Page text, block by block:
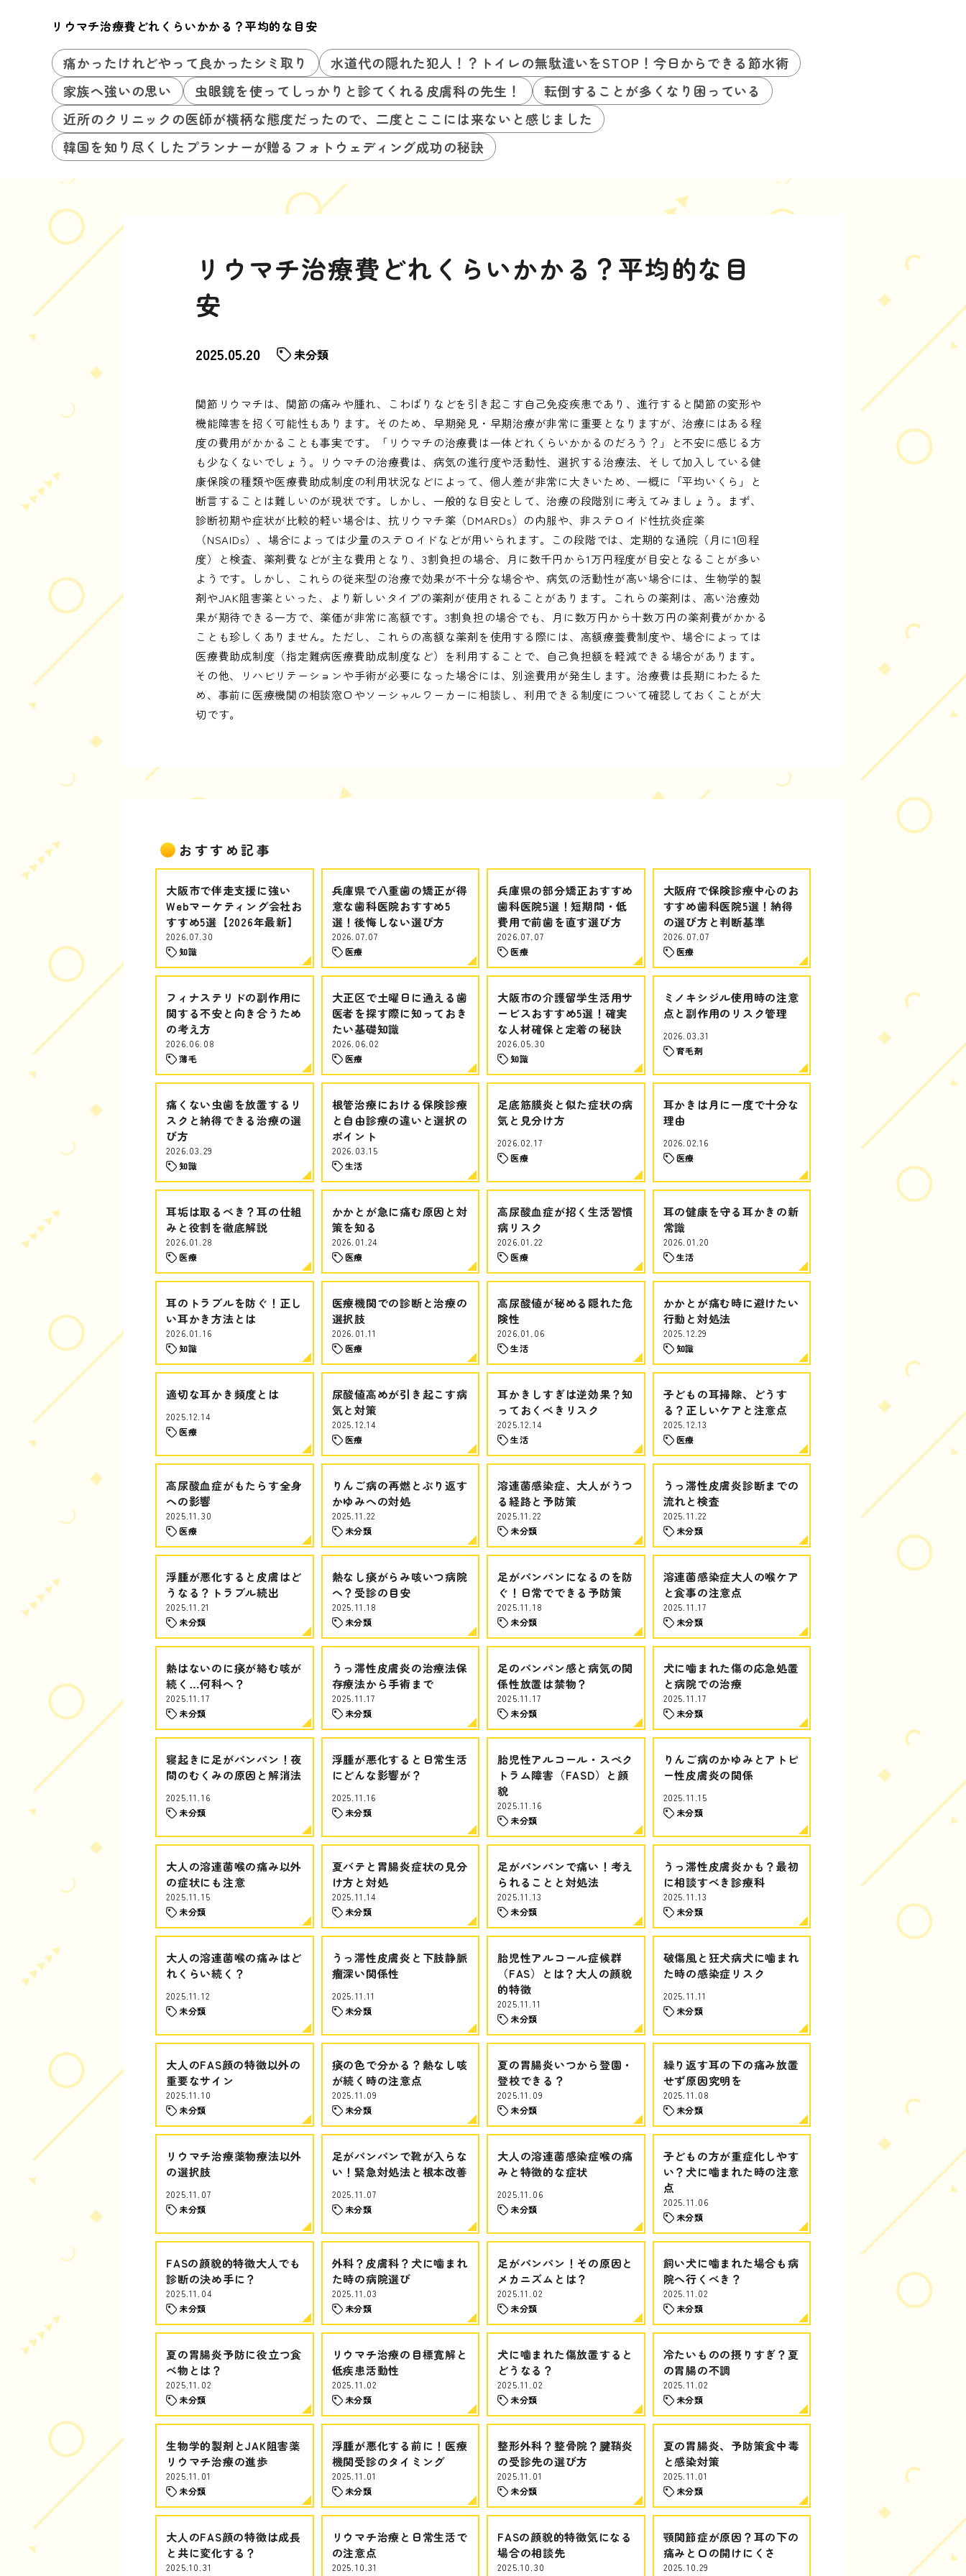
リウマチ治療費どれくらいかかる？平均的な目安
痛かったけれどやって良かったシミ取り
水道代の隠れた犯人！？トイレの無駄遣いをSTOP！今日からできる節水術
家族へ強いの思い
虫眼鏡を使ってしっかりと診てくれる皮膚科の先生！
転倒することが多くなり困っている
近所のクリニックの医師が横柄な態度だったので、二度とここには来ないと感じました
韓国を知り尽くしたプランナーが贈るフォトウェディング成功の秘訣
リウマチ治療費どれくらいかかる？平均的な目
安
2025.05.20 未分類
関節リウマチは、関節の痛みや腫れ、こわばりなどを引き起こす自己免疫疾患であり、進行すると関節の変形や
機能障害を招く可能性もあります。そのため、早期発見・早期治療が非常に重要となりますが、治療にはある程
度の費用がかかることも事実です。「リウマチの治療費は一体どれくらいかかるのだろう？」と不安に感じる方
も少なくないでしょう。リウマチの治療費は、病気の進行度や活動性、選択する治療法、そして加入している健
康保険の種類や医療費助成制度の利用状況などによって、個人差が非常に大きいため、一概に「平均いくら」と
断言することは難しいのが現状です。しかし、一般的な目安として、治療の段階別に考えてみましょう。まず、
診断初期や症状が比較的軽い場合は、抗リウマチ薬（DMARDs）の内服や、非ステロイド性抗炎症薬
（NSAIDs）、場合によっては少量のステロイドなどが用いられます。この段階では、定期的な通院（月に1回程
度）と検査、薬剤費などが主な費用となり、3割負担の場合、月に数千円から1万円程度が目安となることが多い
ようです。しかし、これらの従来型の治療で効果が不十分な場合や、病気の活動性が高い場合には、生物学的製
剤やJAK阻害薬といった、より新しいタイプの薬剤が使用されることがあります。これらの薬剤は、高い治療効
果が期待できる一方で、薬価が非常に高額です。3割負担の場合でも、月に数万円から十数万円の薬剤費がかかる
ことも珍しくありません。ただし、これらの高額な薬剤を使用する際には、高額療養費制度や、場合によっては
医療費助成制度（指定難病医療費助成制度など）を利用することで、自己負担額を軽減できる場合があります。
その他、リハビリテーションや手術が必要になった場合には、別途費用が発生します。治療費は長期にわたるた
め、事前に医療機関の相談窓口やソーシャルワーカーに相談し、利用できる制度について確認しておくことが大
切です。
おすすめ記事
大阪市で伴走支援に強い
Webマーケティング会社お
すすめ5選【2026年最新】
2026.07.30
知識
兵庫県で八重歯の矯正が得
意な歯科医院おすすめ5
選！後悔しない選び方
2026.07.07
医療
兵庫県の部分矯正おすすめ
歯科医院5選！短期間・低
費用で前歯を直す選び方
2026.07.07
医療
大阪府で保険診療中心のお
すすめ歯科医院5選！納得
の選び方と判断基準
2026.07.07
医療
フィナステリドの副作用に
関する不安と向き合うため
の考え方
2026.06.08
薄毛
大正区で土曜日に通える歯
医者を探す際に知っておき
たい基礎知識
2026.06.02
医療
大阪市の介護留学生活用サ
ービスおすすめ5選！確実
な人材確保と定着の秘訣
2026.05.30
知識
ミノキシジル使用時の注意
点と副作用のリスク管理
2026.03.31
育毛剤
痛くない虫歯を放置するリ
スクと納得できる治療の選
び方
2026.03.29
知識
根管治療における保険診療
と自由診療の違いと選択の
ポイント
2026.03.15
生活
足底筋膜炎と似た症状の病
気と見分け方
2026.02.17
医療
耳かきは月に一度で十分な
理由
2026.02.16
医療
耳垢は取るべき？耳の仕組
みと役割を徹底解説
2026.01.28
医療
かかとが急に痛む原因と対
策を知る
2026.01.24
医療
高尿酸血症が招く生活習慣
病リスク
2026.01.22
医療
耳の健康を守る耳かきの新
常識
2026.01.20
生活
耳のトラブルを防ぐ！正し
い耳かき方法とは
2026.01.16
知識
医療機関での診断と治療の
選択肢
2026.01.11
医療
高尿酸値が秘める隠れた危
険性
2026.01.06
生活
かかとが痛む時に避けたい
行動と対処法
2025.12.29
知識
適切な耳かき頻度とは
2025.12.14
医療
尿酸値高めが引き起こす病
気と対策
2025.12.14
医療
耳かきしすぎは逆効果？知
っておくべきリスク
2025.12.14
生活
子どもの耳掃除、どうす
る？正しいケアと注意点
2025.12.13
医療
高尿酸血症がもたらす全身
への影響
2025.11.30
医療
りんご病の再燃とぶり返す
かゆみへの対処
2025.11.22
未分類
溶連菌感染症、大人がうつ
る経路と予防策
2025.11.22
未分類
うっ滞性皮膚炎診断までの
流れと検査
2025.11.22
未分類
浮腫が悪化すると皮膚はど
うなる？トラブル続出
2025.11.21
未分類
熱なし痰がらみ咳いつ病院
へ？受診の目安
2025.11.18
未分類
足がパンパンになるのを防
ぐ！日常でできる予防策
2025.11.18
未分類
溶連菌感染症大人の喉ケア
と食事の注意点
2025.11.17
未分類
熱はないのに痰が絡む咳が
続く…何科へ？
2025.11.17
未分類
うっ滞性皮膚炎の治療法保
存療法から手術まで
2025.11.17
未分類
足のパンパン感と病気の関
係性放置は禁物？
2025.11.17
未分類
犬に噛まれた傷の応急処置
と病院での治療
2025.11.17
未分類
寝起きに足がパンパン！夜
間のむくみの原因と解消法
2025.11.16
未分類
浮腫が悪化すると日常生活
にどんな影響が？
2025.11.16
未分類
胎児性アルコール・スペク
トラム障害（FASD）と顔
貌
2025.11.16
未分類
りんご病のかゆみとアトピ
ー性皮膚炎の関係
2025.11.15
未分類
大人の溶連菌喉の痛み以外
の症状にも注意
2025.11.15
未分類
夏バテと胃腸炎症状の見分
け方と対処
2025.11.14
未分類
足がパンパンで痛い！考え
られることと対処法
2025.11.13
未分類
うっ滞性皮膚炎かも？最初
に相談すべき診療科
2025.11.13
未分類
大人の溶連菌喉の痛みはど
れくらい続く？
2025.11.12
未分類
うっ滞性皮膚炎と下肢静脈
瘤深い関係性
2025.11.11
未分類
胎児性アルコール症候群
（FAS）とは？大人の顔貌
的特徴
2025.11.11
未分類
破傷風と狂犬病犬に噛まれ
た時の感染症リスク
2025.11.11
未分類
大人のFAS顔の特徴以外の
重要なサイン
2025.11.10
未分類
痰の色で分かる？熱なし咳
が続く時の注意点
2025.11.09
未分類
夏の胃腸炎いつから登園・
登校できる？
2025.11.09
未分類
繰り返す耳の下の痛み放置
せず原因究明を
2025.11.08
未分類
リウマチ治療薬物療法以外
の選択肢
2025.11.07
未分類
足がパンパンで靴が入らな
い！緊急対処法と根本改善
2025.11.07
未分類
大人の溶連菌感染症喉の痛
みと特徴的な症状
2025.11.06
未分類
子どもの方が重症化しやす
い？犬に噛まれた時の注意
点
2025.11.06
未分類
FASの顔貌的特徴大人でも
診断の決め手に？
2025.11.04
未分類
外科？皮膚科？犬に噛まれ
た時の病院選び
2025.11.03
未分類
足がパンパン！その原因と
メカニズムとは？
2025.11.02
未分類
飼い犬に噛まれた場合も病
院へ行くべき？
2025.11.02
未分類
夏の胃腸炎予防に役立つ食
べ物とは？
2025.11.02
未分類
リウマチ治療の目標寛解と
低疾患活動性
2025.11.02
未分類
犬に噛まれた傷放置すると
どうなる？
2025.11.02
未分類
冷たいものの摂りすぎ？夏
の胃腸の不調
2025.11.02
未分類
生物学的製剤とJAK阻害薬
リウマチ治療の進歩
2025.11.01
未分類
浮腫が悪化する前に！医療
機関受診のタイミング
2025.11.01
未分類
整形外科？整骨院？腱鞘炎
の受診先の選び方
2025.11.01
未分類
夏の胃腸炎、予防策食中毒
と感染対策
2025.11.01
未分類
大人のFAS顔の特徴は成長
と共に変化する？
2025.10.31
リウマチ治療と日常生活で
の注意点
2025.10.31
FASの顔貌的特徴気になる
場合の相談先
2025.10.30
顎関節症が原因？耳の下の
痛みと口の開けにくさ
2025.10.29